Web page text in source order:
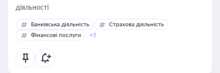
діяльності
Банківська діяльність
Страхова діяльність
Фінансові послуги
+5